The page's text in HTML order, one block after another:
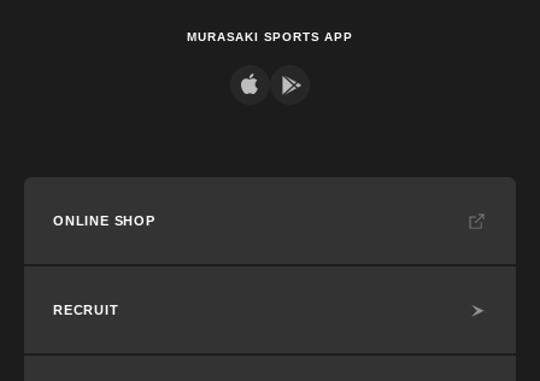
MURASAKI SPORTS APP
ONLINE SHOP
RECRUIT